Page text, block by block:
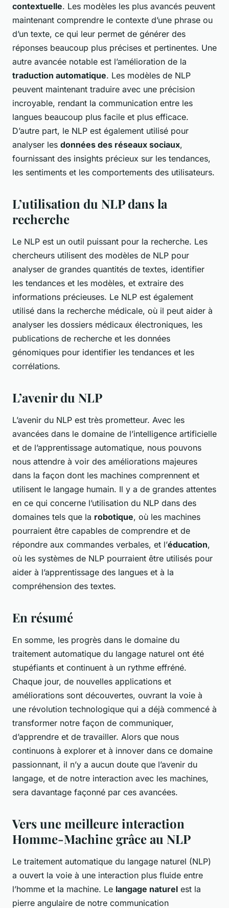
contextuelle. Les modèles les plus avancés peuvent
maintenant comprendre le contexte d’une phrase ou
d’un texte, ce qui leur permet de générer des
réponses beaucoup plus précises et pertinentes. Une
autre avancée notable est l’amélioration de la
traduction automatique. Les modèles de NLP
peuvent maintenant traduire avec une précision
incroyable, rendant la communication entre les
langues beaucoup plus facile et plus efficace.
D’autre part, le NLP est également utilisé pour
analyser les données des réseaux sociaux,
fournissant des insights précieux sur les tendances,
les sentiments et les comportements des utilisateurs.
L’utilisation du NLP dans la
recherche
Le NLP est un outil puissant pour la recherche. Les
chercheurs utilisent des modèles de NLP pour
analyser de grandes quantités de textes, identifier
les tendances et les modèles, et extraire des
informations précieuses. Le NLP est également
utilisé dans la recherche médicale, où il peut aider à
analyser les dossiers médicaux électroniques, les
publications de recherche et les données
génomiques pour identifier les tendances et les
corrélations.
L’avenir du NLP
L’avenir du NLP est très prometteur. Avec les
avancées dans le domaine de l’intelligence artificielle
et de l’apprentissage automatique, nous pouvons
nous attendre à voir des améliorations majeures
dans la façon dont les machines comprennent et
utilisent le langage humain. Il y a de grandes attentes
en ce qui concerne l’utilisation du NLP dans des
domaines tels que la robotique, où les machines
pourraient être capables de comprendre et de
répondre aux commandes verbales, et l’éducation,
où les systèmes de NLP pourraient être utilisés pour
aider à l’apprentissage des langues et à la
compréhension des textes.
En résumé
En somme, les progrès dans le domaine du
traitement automatique du langage naturel ont été
stupéfiants et continuent à un rythme effréné.
Chaque jour, de nouvelles applications et
améliorations sont découvertes, ouvrant la voie à
une révolution technologique qui a déjà commencé à
transformer notre façon de communiquer,
d’apprendre et de travailler. Alors que nous
continuons à explorer et à innover dans ce domaine
passionnant, il n’y a aucun doute que l’avenir du
langage, et de notre interaction avec les machines,
sera davantage façonné par ces avancées.
Vers une meilleure interaction
Homme-Machine grâce au NLP
Le traitement automatique du langage naturel (NLP)
a ouvert la voie à une interaction plus fluide entre
l’homme et la machine. Le langage naturel est la
pierre angulaire de notre communication